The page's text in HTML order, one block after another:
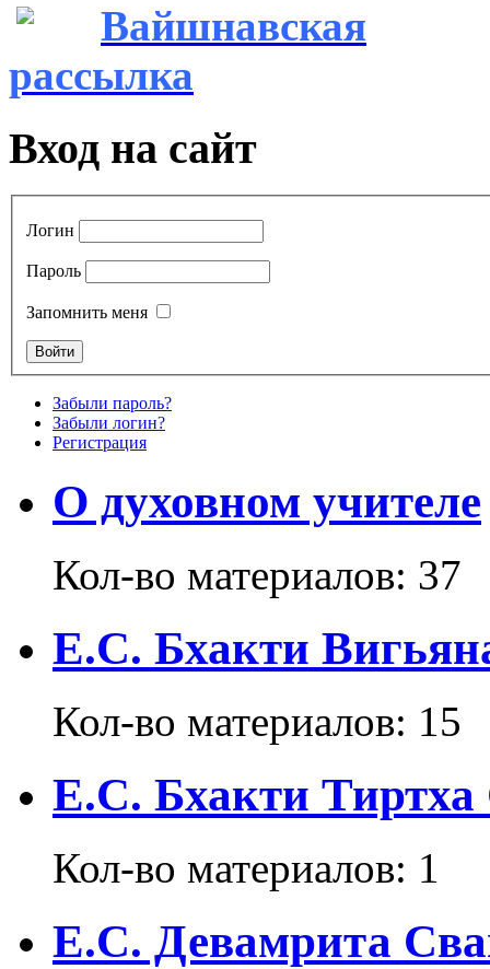
Вайшнавская
рассылка
Вход на сайт
Логин
Пароль
Запомнить меня
Забыли пароль?
Забыли логин?
Регистрация
О духовном учителе
Кол-во материалов: 37
E.C. Бхакти
Кол-во материалов: 15
Е.С. Бхакти
Кол-во материалов: 1
Е.С. Девамрита